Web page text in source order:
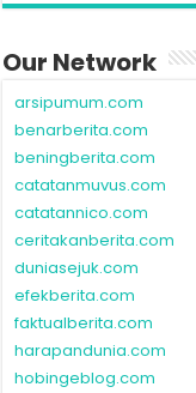
Our Network
arsipumum.com
benarberita.com
beningberita.com
catatanmuvus.com
catatannico.com
ceritakanberita.com
duniasejuk.com
efekberita.com
faktualberita.com
harapandunia.com
hobingeblog.com